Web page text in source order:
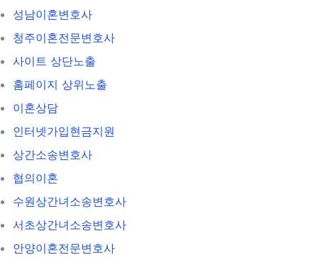
성남이혼변호사
청주이혼전문변호사
사이트 상단노출
홈페이지 상위노출
이혼상담
인터넷가입현금지원
상간소송변호사
협의이혼
수원상간녀소송변호사
서초상간녀소송변호사
안양이혼전문변호사